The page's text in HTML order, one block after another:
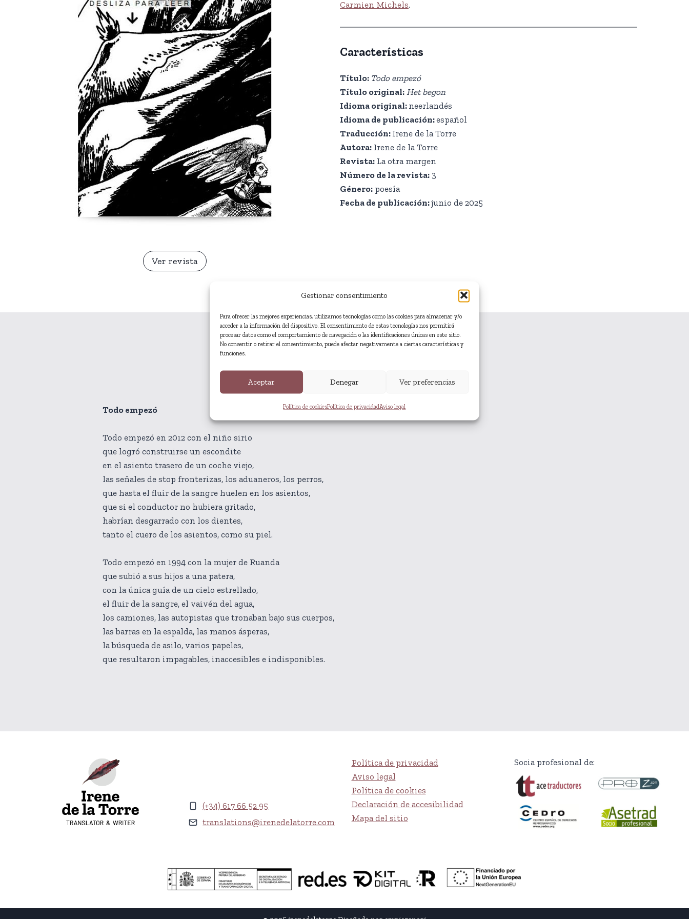
Gestionar consentimiento
Para ofrecer las mejores experiencias, utilizamos tecnologías como las cookies para almacenar y/o
acceder a la información del dispositivo. El consentimiento de estas tecnologías nos permitirá
procesar datos como el comportamiento de navegación o las identificaciones únicas en este sitio.
No consentir o retirar el consentimiento, puede afectar negativamente a ciertas características y
funciones.
Aceptar Denegar Ver preferencias
Política de cookiesPolítica de privacidadAviso legal
Ver revista
Carmien Michels.
Características
Título: Todo empezó
Título original: Het begon
Idioma original: neerlandés
Idioma de publicación:español
Traducción: Irene de la Torre
Autora: Irene de la Torre
Revista: La otra margen
Número de la revista: 3
Género: poesía
Fecha de publicación:junio de 2025
Todo empezó
Todo empezó en 2012 con el niño sirio
que logró construirse un escondite
en el asiento trasero de un coche viejo,
las señales de stop fronterizas, los aduaneros, los perros,
que hasta el fluir de la sangre huelen en los asientos,
que si el conductor no hubiera gritado,
habrían desgarrado con los dientes,
tanto el cuero de los asientos, como su piel.
Todo empezó en 1994 con la mujer de Ruanda
que subió a sus hijos a una patera,
con la única guía de un cielo estrellado,
el fluir de la sangre, el vaivén del agua,
los camiones, las autopistas que tronaban bajo sus cuerpos,
las barras en la espalda, las manos ásperas,
la búsqueda de asilo, varios papeles,
que resultaron impagables, inaccesibles e indisponibles.
(+34) 617 66 52 95
translations@irenedelatorre.com
Política de privacidad
Aviso legal
Política de cookies
Declaración de accesibilidad
Mapa del sitio
Socia profesional de: